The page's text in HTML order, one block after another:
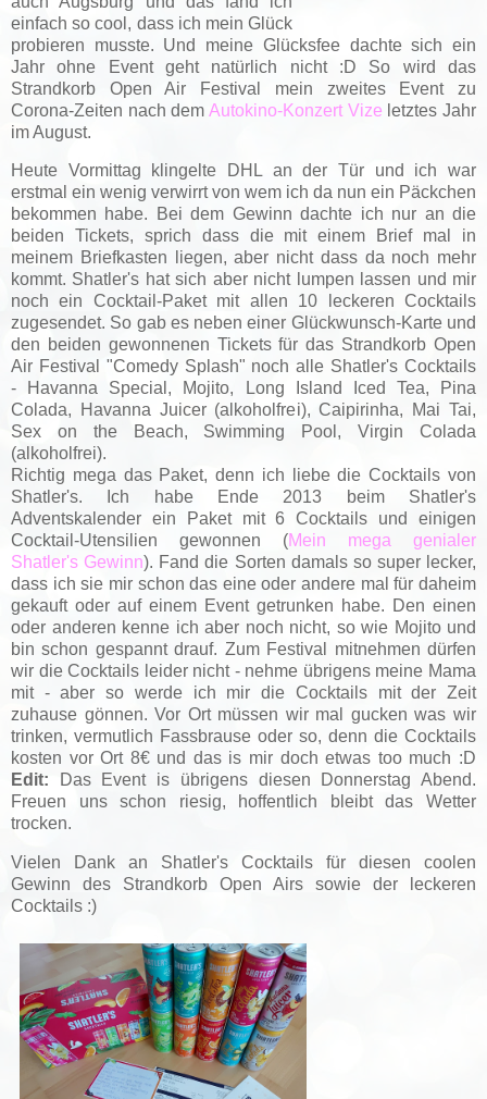
einfach so cool, dass ich mein Glück
probieren musste. Und meine Glücksfee dachte sich ein
Jahr ohne Event geht natürlich nicht :D So wird das
Strandkorb Open Air Festival mein zweites Event zu
Corona-Zeiten nach dem Autokino-Konzert Vize letztes Jahr
im August.
Heute Vormittag klingelte DHL an der Tür und ich war
erstmal ein wenig verwirrt von wem ich da nun ein Päckchen
bekommen habe. Bei dem Gewinn dachte ich nur an die
beiden Tickets, sprich dass die mit einem Brief mal in
meinem Briefkasten liegen, aber nicht dass da noch mehr
kommt. Shatler's hat sich aber nicht lumpen lassen und mir
noch ein Cocktail-Paket mit allen 10 leckeren Cocktails
zugesendet. So gab es neben einer Glückwunsch-Karte und
den beiden gewonnenen Tickets für das Strandkorb Open
Air Festival "Comedy Splash" noch alle Shatler's Cocktails
- Havanna Special, Mojito, Long Island Iced Tea, Pina
Colada, Havanna Juicer (alkoholfrei), Caipirinha, Mai Tai,
Sex on the Beach, Swimming Pool, Virgin Colada
(alkoholfrei).
Richtig mega das Paket, denn ich liebe die Cocktails von
Shatler's. Ich habe Ende 2013 beim Shatler's
Adventskalender ein Paket mit 6 Cocktails und einigen
Cocktail-Utensilien gewonnen (Mein mega genialer
Shatler's Gewinn). Fand die Sorten damals so super lecker,
dass ich sie mir schon das eine oder andere mal für daheim
gekauft oder auf einem Event getrunken habe. Den einen
oder anderen kenne ich aber noch nicht, so wie Mojito und
bin schon gespannt drauf. Zum Festival mitnehmen dürfen
wir die Cocktails leider nicht - nehme übrigens meine Mama
mit - aber so werde ich mir die Cocktails mit der Zeit
zuhause gönnen. Vor Ort müssen wir mal gucken was wir
trinken, vermutlich Fassbrause oder so, denn die Cocktails
kosten vor Ort 8€ und das is mir doch etwas too much :D
Edit: Das Event is übrigens diesen Donnerstag Abend.
Freuen uns schon riesig, hoffentlich bleibt das Wetter
trocken.
Vielen Dank an Shatler's Cocktails für diesen coolen
Gewinn des Strandkorb Open Airs sowie der leckeren
Cocktails :)